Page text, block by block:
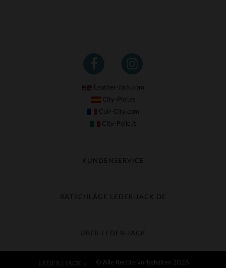
Leather-Jack.com
City-Piel.es
Cuir-City.com
City-Pelle.it
KUNDENSERVICE
Umtausch & Widerruf
Kundenservice kontaktieren
RATSCHLÄGE LEDER-JACK.DE
Material-Guide
ÜBER LEDER-JACK
© Alle Rechte vorbehalten 2026